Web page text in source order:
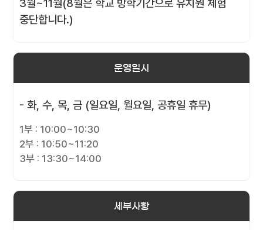
3월~11월(8월은 학교 방학기간으로 유치원 체험
중단합니다.)
운영일시
- 화, 수, 목, 금 (일요일, 월요일, 공휴일 휴무)
1부 : 10:00~10:30
2부 : 10:50~11:20
3부 : 13:30~14:00
세부사항